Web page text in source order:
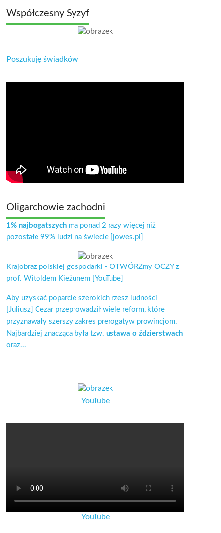
Współczesny Syzyf
Poszukuję świadków
Oligarchowie zachodni
1% najbogatszych ma ponad 2 razy więcej niż
pozostałe 99% ludzi na świecie [jowes.pl]
Krajobraz polskiej gospodarki - OTWÓRZmy OCZY z
prof. Witoldem Kieżunem [YouTube]
Aby uzyskać poparcie szerokich rzesz ludności
[Juliusz] Cezar przeprowadził wiele reform, które
przyznawały szerszy zakres prerogatyw prowincjom.
Najbardziej znacząca była tzw.ustawa o ździerstwach
oraz...
YouTube
YouTube